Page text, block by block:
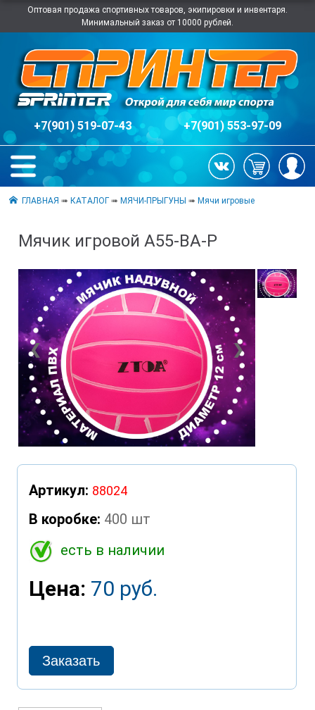
Оптовая продажа спортивных товаров, экипировки и инвентаря.
Минимальный заказ от 10000 рублей.
+7(901) 519-07-43 +7(901) 553-97-09
ГЛАВНАЯ ➠КАТАЛОГ ➠МЯЧИ-ПРЫГУНЫ ➠Мячи игровые
Мячик игровой A55-BA-Р
❮ ❯
Артикул: 88024
В коробке: 400 шт
есть в наличии
Цена: 70 руб.